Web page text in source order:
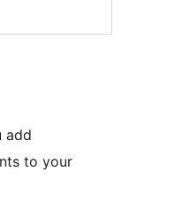
add
to your